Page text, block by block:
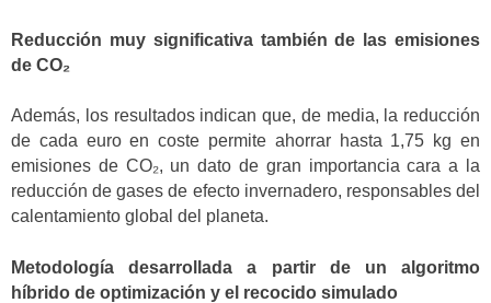
Reducción muy significativa también de las emisiones
de CO₂
Además, los resultados indican que, de media, la reducción
de cada euro en coste permite ahorrar hasta 1,75 kg en
emisiones de CO₂, un dato de gran importancia cara a la
reducción de gases de efecto invernadero, responsables del
calentamiento global del planeta.
Metodología desarrollada a partir de un algoritmo
híbrido de optimización y el recocido simulado